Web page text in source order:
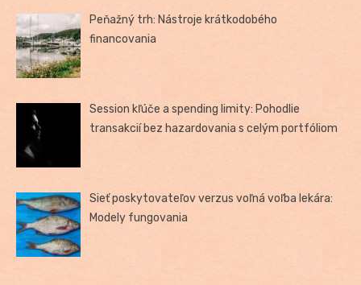
Peňažný trh: Nástroje krátkodobého
financovania
Session kľúče a spending limity: Pohodlie
transakcií bez hazardovania s celým portfóliom
Sieť poskytovateľov verzus voľná voľba lekára:
Modely fungovania